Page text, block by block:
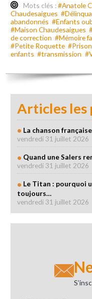
Mots clés :#Anatole
Chaudesaigues
abandonnés #Enfants
#Maison Chaudesaigues
de correction #Mémoire
#Petite Roquette
enfants #transmission
Articles les
La chanson
vendredi 31 juillet 2026
Quand une Salers
vendredi 31 juillet 2026
Le Titan : pourquoi
toujours…
vendredi 31 juillet 2026